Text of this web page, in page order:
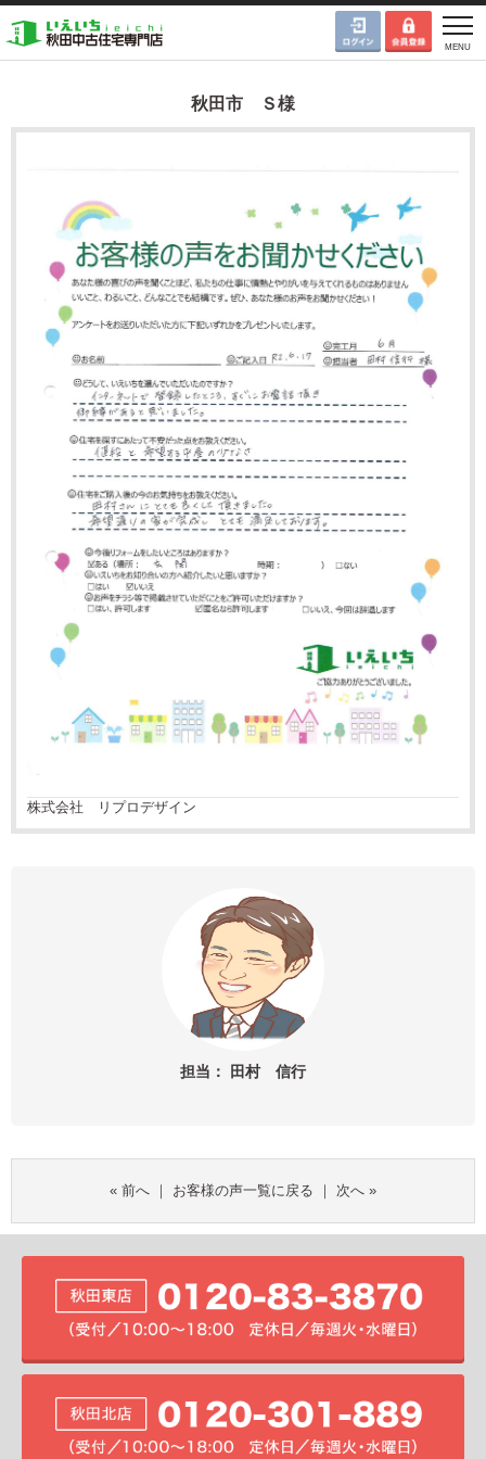
秋田市 Ｓ様
株式会社 リプロデザイン
担当： 田村 信行
« 前へ ｜ お客様の声一覧に戻る ｜ 次へ »